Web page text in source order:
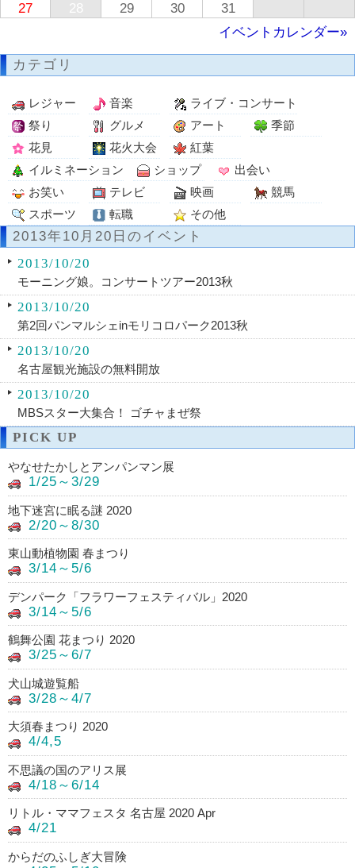
27
28 29 30
31
イベントカレンダー»
カテゴリ
レジャー 音楽
ライブ・コンサート
祭り
グルメ アート
季節
花見
花火大会
紅葉
イルミネーション
ショップ
出会い
お笑い
テレビ 映画
競馬
スポーツ
転職 その他
2013年10月20日のイベント
2013/10/20
モーニング娘。コンサートツアー2013秋
2013/10/20
第2回パンマルシェinモリコロパーク2013秋
2013/10/20
名古屋観光施設の無料開放
2013/10/20
MBSスター大集合！ ゴチャまぜ祭
PICK UP
やなせたかしとアンパンマン展
1/25～3/29
地下迷宮に眠る謎 2020
2/20～8/30
東山動植物園 春まつり
3/14～5/6
デンパーク「フラワーフェスティバル」2020
3/14～5/6
鶴舞公園 花まつり 2020
3/25～6/7
犬山城遊覧船
3/28～4/7
大須春まつり 2020
4/4,5
不思議の国のアリス展
4/18～6/14
リトル・ママフェスタ 名古屋 2020 Apr
4/21
からだのふしぎ大冒険